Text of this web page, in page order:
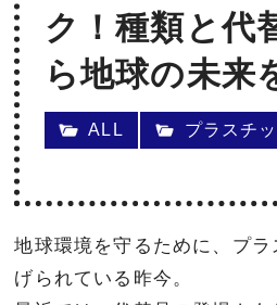
ク！種類と代
ら地球の未来
ALL
プラスチ
地球環境を守るために、プ
げられている昨今。